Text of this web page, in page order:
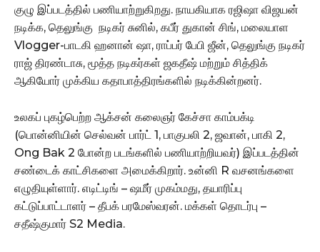
குழு இப்படத்தில் பணியாற்றுகிறது. நாயகியாக ரஜிஷா விஜயன்
நடிக்க, தெலுங்கு நடிகர் சுனில், கபீர் துகான் சிங், மலையாள
Vlogger-பாடகி ஹனான் ஷா, ராப்பர் பேபி ஜீன், தெலுங்கு நடிகர்
ராஜ் திரண்டாசு, மூத்த நடிகர்கள் ஜகதீஷ் மற்றும் சித்திக்
ஆகியோர் முக்கிய கதாபாத்திரங்களில் நடிக்கின்றனர்.
உலகப் புகழ்பெற்ற ஆக்சன் கலைஞர் கேச்சா காம்பக்டி
(பொன்னியின் செல்வன் பார்ட் 1, பாகுபலி 2, ஜவான், பாகி 2,
Ong Bak 2 போன்ற படங்களில் பணியாற்றியவர்) இப்படத்தின்
சண்டைக் காட்சிகளை அமைக்கிறார். உன்னி R வசனங்களை
எழுதியுள்ளார். எடிட்டிங் – ஷமீர் முகம்மது, தயாரிப்பு
கட்டுப்பாட்டாளர் – தீபக் பரமேஸ்வரன். மக்கள் தொடர்பு –
சதீஷ்குமார் S2 Media.